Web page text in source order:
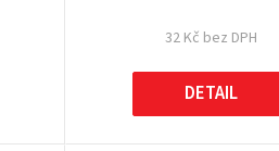
32 Kč bez DPH
DETAIL